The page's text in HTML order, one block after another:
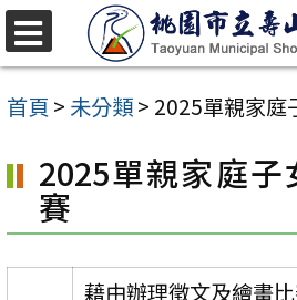
跳
至
主
內
區
首頁 > 未分類> 2025單親家庭
2025單親家庭
賽
藉由辦理徵文及繪畫
選
單